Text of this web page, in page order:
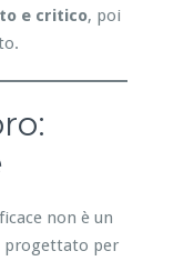
e critico, poi
non è un
progettato per